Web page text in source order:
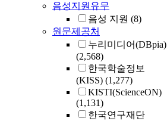
음성지원유무
음성 지원 (8)
원문제공처
누리미디어(DBpia)
(2,568)
한국학술정보
(KISS) (1,277)
KISTI(ScienceON)
(1,131)
한국연구재단